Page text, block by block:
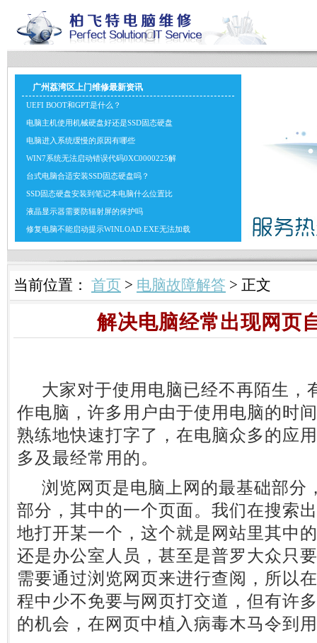
广州荔湾区上门维修最新资讯
UEFI BOOT和GPT是什么？
电脑主机使用机械硬盘好还是SSD固态硬盘
电脑进入系统缓慢的原因有哪些
WIN7系统无法启动错误代码0XC0000225解
台式电脑合适安装SSD固态硬盘吗？
SSD固态硬盘安装到笔记本电脑什么位置比
液晶显示器需要防辐射屏的保护吗
修复电脑不能启动提示WINLOAD.EXE无法加载
当前位置： 首页 > 电脑故障解答 > 正文
解决电脑经常出现网页
大家对于使用电脑已经不再陌生，
作电脑，许多用户由于使用电脑的时
熟练地快速打字了，在电脑众多的应
多及最经常用的。
浏览网页是电脑上网的最基础部分
部分，其中的一个页面。我们在搜索
地打开某一个，这个就是网站里其中
还是办公室人员，甚至是普罗大众只
需要通过浏览网页来进行查阅，所以
程中少不免要与网页打交道，但有许
的机会，在网页中植入病毒木马令到